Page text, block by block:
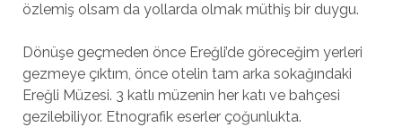
özlemiş olsam da yollarda olmak müthiş bir duygu.
Dönüşe geçmeden önce Ereğli’de göreceğim yerleri
gezmeye çıktım, önce otelin tam arka sokağındaki
Ereğli Müzesi. 3 katlı müzenin her katı ve bahçesi
gezilebiliyor. Etnografik eserler çoğunlukta.